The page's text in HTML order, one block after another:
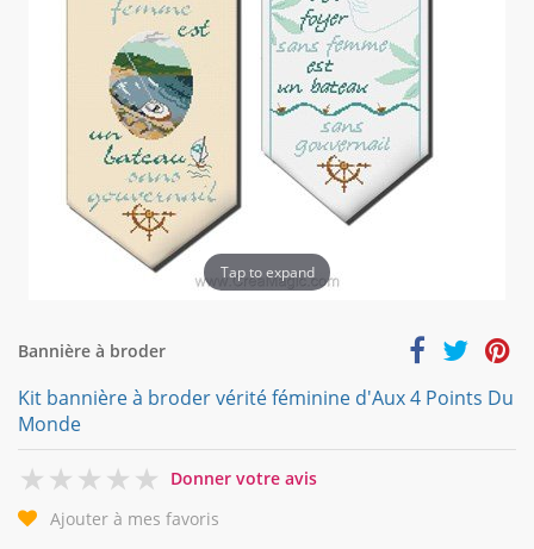
Tap to expand
Bannière à broder
Kit bannière à broder vérité féminine d'Aux 4 Points Du
Monde
0
Donner votre avis
Ajouter à mes favoris